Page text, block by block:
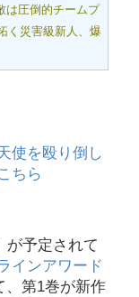
圧倒的チームプ
く災害級新人、爆
使を殴り倒し
ちら
が予定されて
インアワード
、第1巻が新作